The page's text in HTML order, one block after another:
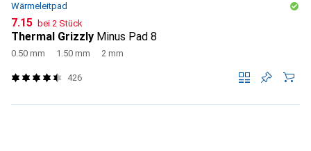
Wärmeleitpad
CHF
7.15 bei 2 Stück
Thermal Grizzly Minus Pad 8
0.50 mm 1.50 mm 2 mm
426